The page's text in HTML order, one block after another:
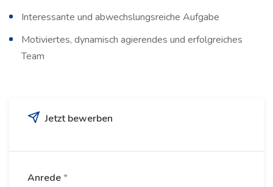
Interessante und abwechslungsreiche Aufgabe
Motiviertes, dynamisch agierendes und erfolgreiches
Team
Jetzt bewerben
Anrede*